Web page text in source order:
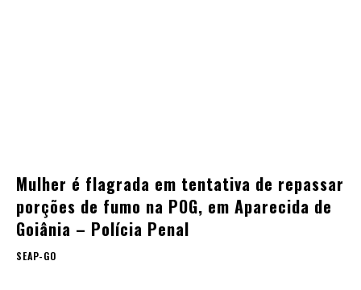
Mulher é flagrada em tentativa de repassar
porções de fumo na POG, em Aparecida de
Goiânia – Polícia Penal
SEAP-GO